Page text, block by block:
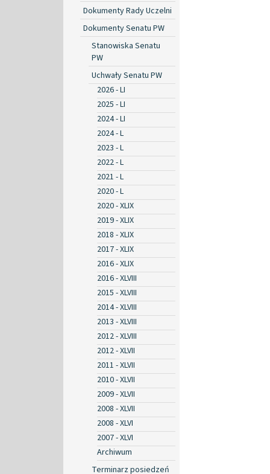
Dokumenty Rady Uczelni
Dokumenty Senatu PW
Stanowiska Senatu
PW
Uchwały Senatu PW
2026 - LI
2025 - LI
2024 - LI
2024 - L
2023 - L
2022 - L
2021 - L
2020 - L
2020 - XLIX
2019 - XLIX
2018 - XLIX
2017 - XLIX
2016 - XLIX
2016 - XLVIII
2015 - XLVIII
2014 - XLVIII
2013 - XLVIII
2012 - XLVIII
2012 - XLVII
2011 - XLVII
2010 - XLVII
2009 - XLVII
2008 - XLVII
2008 - XLVI
2007 - XLVI
Archiwum
Terminarz posiedzeń